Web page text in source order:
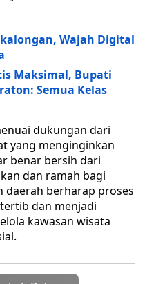
Wajah Digital
Maksimal, Bupati
Semua Kelas
dukungan dari
yang menginginkan
benar bersih dari
dan ramah bagi
daerah berharap proses
dan menjadi
kawasan wisata